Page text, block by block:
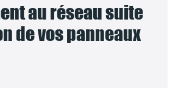
au réseau suite
de vos panneaux